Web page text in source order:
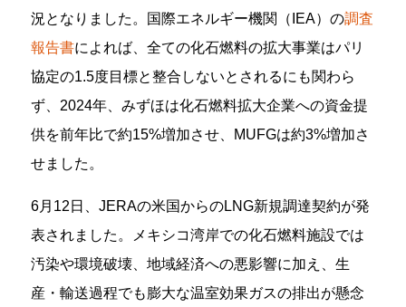
況となりました。国際エネルギー機関（IEA）の調査
報告書によれば、全ての化石燃料の拡大事業はパリ
協定の1.5度目標と整合しないとされるにも関わら
ず、2024年、みずほは化石燃料拡大企業への資金提
供を前年比で約15%増加させ、MUFGは約3%増加さ
せました。
6月12日、JERAの米国からのLNG新規調達契約が発
表されました。メキシコ湾岸での化石燃料施設では
汚染や環境破壊、地域経済への悪影響に加え、生
産・輸送過程でも膨大な温室効果ガスの排出が懸念